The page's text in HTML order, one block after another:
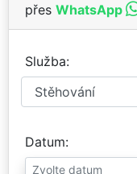
přes WhatsApp
Služba
Datum